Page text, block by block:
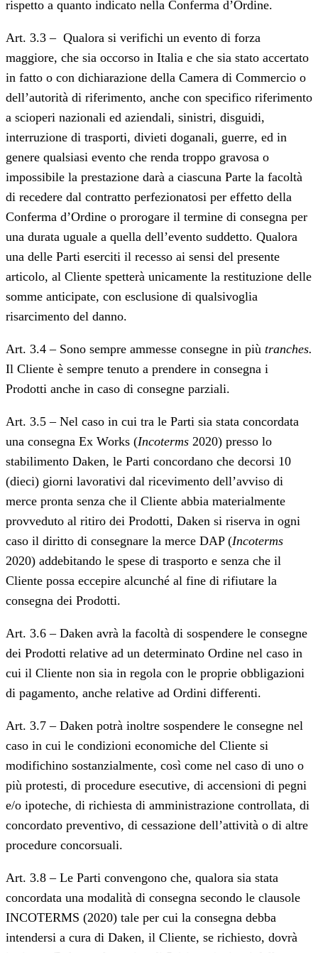
rispetto a quanto indicato nella Conferma d’Ordine.
Art. 3.3 – Qualora si verifichi un evento di forza
maggiore, che sia occorso in Italia e che sia stato accertato
in fatto o con dichiarazione della Camera di Commercio o
dell’autorità di riferimento, anche con specifico riferimento
a scioperi nazionali ed aziendali, sinistri, disguidi,
interruzione di trasporti, divieti doganali, guerre, ed in
genere qualsiasi evento che renda troppo gravosa o
impossibile la prestazione darà a ciascuna Parte la facoltà
di recedere dal contratto perfezionatosi per effetto della
Conferma d’Ordine o prorogare il termine di consegna per
una durata uguale a quella dell’evento suddetto. Qualora
una delle Parti eserciti il recesso ai sensi del presente
articolo, al Cliente spetterà unicamente la restituzione delle
somme anticipate, con esclusione di qualsivoglia
risarcimento del danno.
Art. 3.4 – Sono sempre ammesse consegne in più tranches.
Il Cliente è sempre tenuto a prendere in consegna i
Prodotti anche in caso di consegne parziali.
Art. 3.5 – Nel caso in cui tra le Parti sia stata concordata
una consegna Ex Works (Incoterms 2020) presso lo
stabilimento Daken, le Parti concordano che decorsi 10
(dieci) giorni lavorativi dal ricevimento dell’avviso di
merce pronta senza che il Cliente abbia materialmente
provveduto al ritiro dei Prodotti, Daken si riserva in ogni
caso il diritto di consegnare la merce DAP (Incoterms
2020) addebitando le spese di trasporto e senza che il
Cliente possa eccepire alcunché al fine di rifiutare la
consegna dei Prodotti.
Art. 3.6 – Daken avrà la facoltà di sospendere le consegne
dei Prodotti relative ad un determinato Ordine nel caso in
cui il Cliente non sia in regola con le proprie obbligazioni
di pagamento, anche relative ad Ordini differenti.
Art. 3.7 – Daken potrà inoltre sospendere le consegne nel
caso in cui le condizioni economiche del Cliente si
modifichino sostanzialmente, così come nel caso di uno o
più protesti, di procedure esecutive, di accensioni di pegni
e/o ipoteche, di richiesta di amministrazione controllata, di
concordato preventivo, di cessazione dell’attività o di altre
procedure concorsuali.
Art. 3.8 – Le Parti convengono che, qualora sia stata
concordata una modalità di consegna secondo le clausole
INCOTERMS (2020) tale per cui la consegna debba
intendersi a cura di Daken, il Cliente, se richiesto, dovrà